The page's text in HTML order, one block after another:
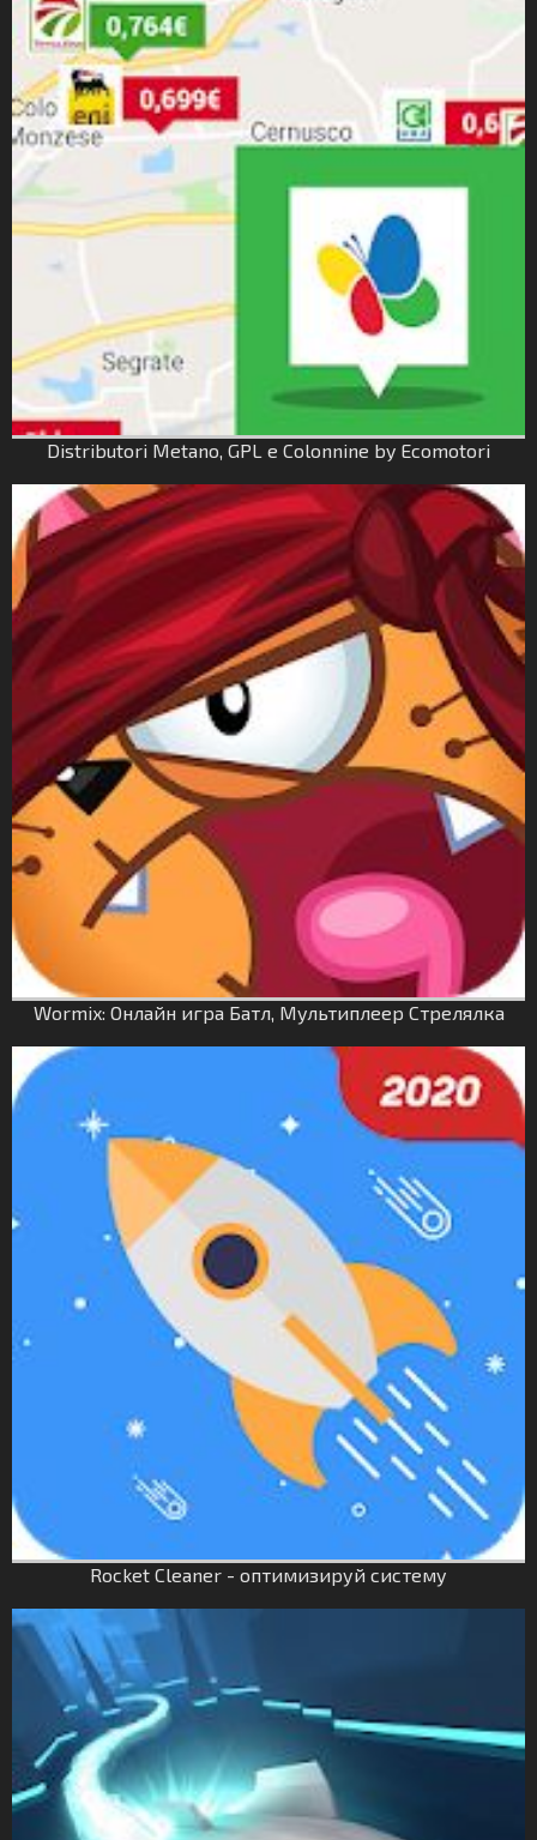
Distributori Metano, GPL e Colonnine by Ecomotori
Wormix: Онлайн игра Батл, Мультиплеер Стрелялка
Rocket Cleaner - оптимизируй систему